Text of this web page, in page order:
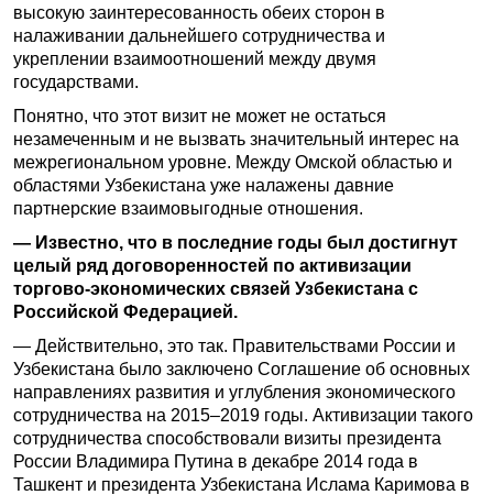
высокую заинтересованность обеих сторон в
налаживании дальнейшего сотрудничества и
укреплении взаимоотношений между двумя
государствами.
Понятно, что этот визит не может не остаться
незамеченным и не вызвать значительный интерес на
межрегиональном уровне. Между Омской областью и
областями Узбекистана уже налажены давние
партнерские взаимовыгодные отношения.
— Известно, что в последние годы был достигнут
целый ряд договоренностей по активизации
торгово-экономических связей Узбекистана с
Российской Федерацией.
— Действительно, это так. Правительствами России и
Узбекистана было заключено Соглашение об основных
направлениях развития и углубления экономического
сотрудничества на 2015–2019 годы. Активизации такого
сотрудничества способствовали визиты президента
России Владимира Путина в декабре 2014 года в
Ташкент и президента Узбекистана Ислама Каримова в